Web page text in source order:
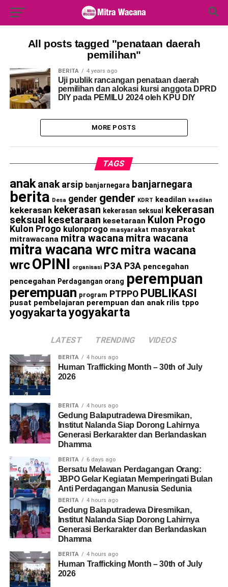
for:
All posts tagged "penataan daerah
pemilihan"
BERITA 4 years ago
Uji publik rancangan penataan daerah
pemilihan dan alokasi kursi anggota DPRD
DIY pada PEMILU 2024 oleh KPU DIY
MORE POSTS
TAGS
anak anak arsip banjarnegara banjarnegara
berita Desa gender gender KDRT keadilan keadilan
kekerasan kekerasan kekerasan seksual
kekerasan
seksual kesetaraan kesetaraan Kulon Progo
Kulon Progo kulonprogo masyarakat masyarakat
mitrawacana mitra wacana mitra wacana
mitra wacana wrc mitra wacana
wrcOPINI organisasi P3A P3A pencegahan
pencegahan Perdagangan orang perempuan
perempuan program PTPPO PUBLIKASI
pusat pembelajaran perempuan dan anak rilis tppo
yogyakartayogyakarta
LATEST TRENDING VIDEOS
BERITA 4 hours ago
Human Trafficking Month – 30th of July
2026
BERITA 4 hours ago
Gedung Balaputradewa Diresmikan,
Institut Nalanda Siap Dorong Lahirnya
Generasi Berkarakter dan Berlandaskan
Dhamma
BERITA 6 days ago
Bersatu Melawan Perdagangan Orang:
JBPO Gelar Kegiatan Memperingati Bulan
Anti Perdagangan Manusia Sedunia
BERITA 4 hours ago
Gedung Balaputradewa Diresmikan,
Institut Nalanda Siap Dorong Lahirnya
Generasi Berkarakter dan Berlandaskan
Dhamma
BERITA 4 hours ago
Human Trafficking Month – 30th of July
2026